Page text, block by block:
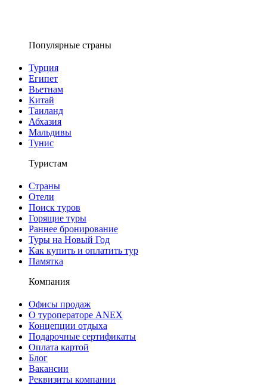
Популярные страны
Турция
Египет
Вьетнам
Китай
Таиланд
Абхазия
Мальдивы
Тунис
Туристам
Страны
Отели
Поиск туров
Горящие туры
Раннее бронирование
Туры на Новый Год
Как купить и оплатить тур
Памятка
Компания
Офисы продаж
О туроператоре ANEX
Концепции отдыха
Подарочные сертификаты
Оплата картой
Блог
Вакансии
Реквизиты компании